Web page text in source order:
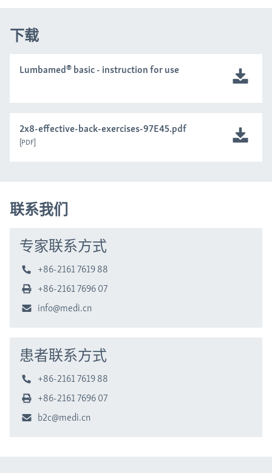
下载
Lumbamed® basic - instruction for use
2x8-effective-back-exercises-97E45.pdf
PDF
联系我们
专家联系方式
+86-2161 7619 88
+86-2161 7696 07
info@medi.cn
患者联系方式
+86-2161 7619 88
+86-2161 7696 07
b2c@medi.cn